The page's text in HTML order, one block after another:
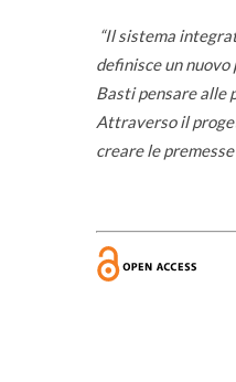
“Il sistema
definisce un
Basti pensare alle
Attraverso il
creare le